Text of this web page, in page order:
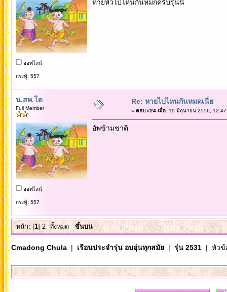
ออฟไลน์
กระทู้: 557
หายหัวไปไหนกันหมกครับรุ่นนี้
น.สพ.โต
Full Member
ออฟไลน์
กระทู้: 557
Re: หายไปไหนกันหมดเนี่ย
« ตอบ #24 เมื่อ:19 มิถุนายน 2556,
อัพข้ามชาติ
หน้า: [1]2 ทั้งหมด ขึ้นบน
Cmadong Chula| เรือนประจำรุ่น อบอุ่นทุกสมัย| รุ่น 2531| หัวข้